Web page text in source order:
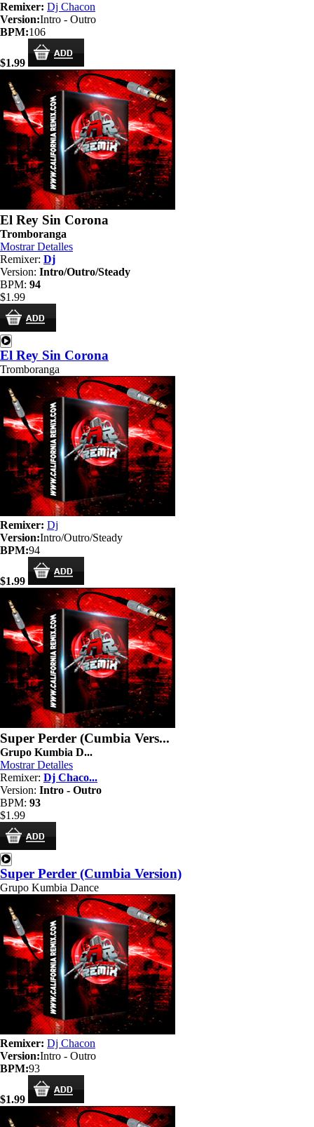
Remixer: Dj Chacon
Version:Intro - Outro
BPM:106
$1.99
El Rey Sin Corona
Tromboranga
Mostrar Detalles
Remixer: Dj
Version: Intro/Outro/Steady
BPM: 94
$1.99
El Rey Sin Corona
Tromboranga
Remixer: Dj
Version:Intro/Outro/Steady
BPM:94
$1.99
Super Perder (Cumbia Vers...
Grupo Kumbia D...
Mostrar Detalles
Remixer: Dj Chaco...
Version: Intro - Outro
BPM: 93
$1.99
Super Perder (Cumbia Version)
Grupo Kumbia Dance
Remixer: Dj Chacon
Version:Intro - Outro
BPM:93
$1.99